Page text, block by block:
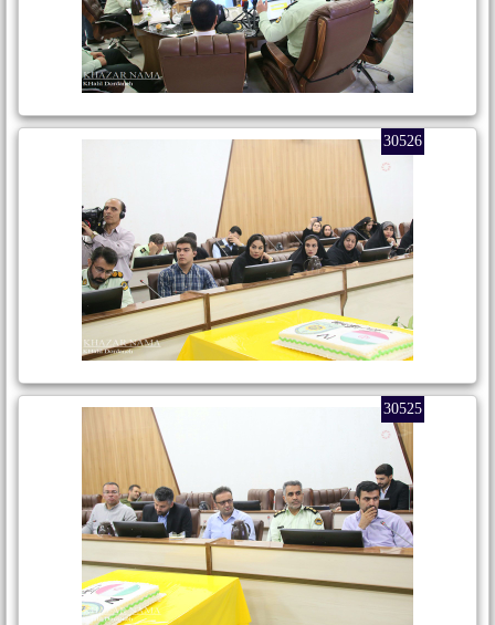
30526
30525